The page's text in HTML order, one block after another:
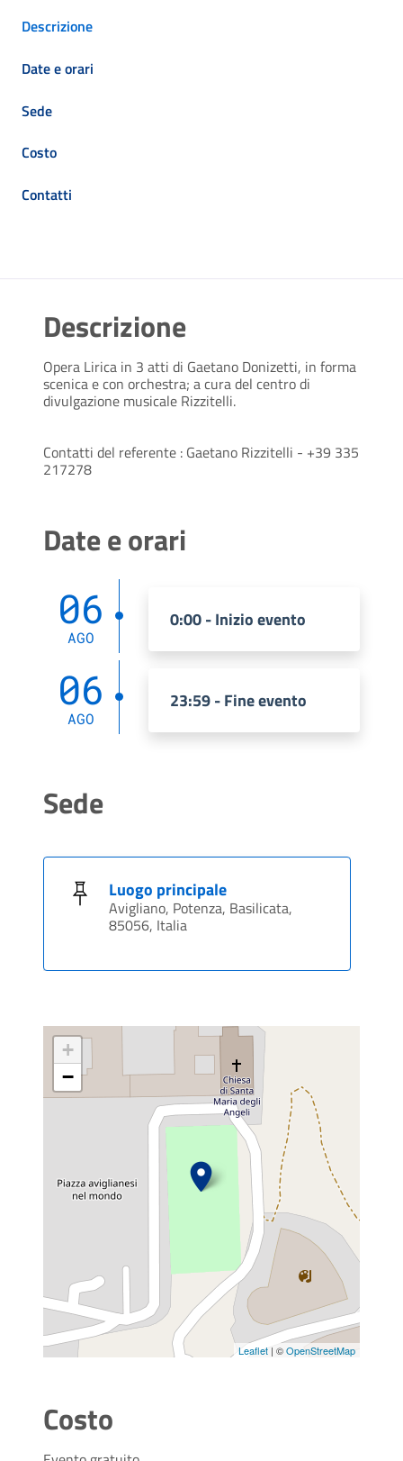
Descrizione
Date e orari
Sede
Costo
Contatti
Descrizione
Opera Lirica in 3 atti di Gaetano Donizetti, in forma
scenica e con orchestra; a cura del centro di
divulgazione musicale Rizzitelli.
Contatti del referente : Gaetano Rizzitelli - +39 335
217278
Date e orari
06
AGO
0:00 - Inizio evento
06
AGO
23:59 - Fine evento
Sede
Luogo principale
Avigliano, Potenza, Basilicata,
85056, Italia
+
−
Leaflet | ©OpenStreetMap
Costo